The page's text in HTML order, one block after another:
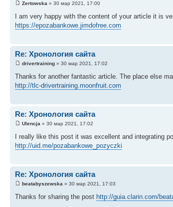
Zertowska » 30 мар 2021, 17:00
I am very happy with the content of your article it is
https://epozabankowe.jimdofree.com
Re: Хронология сайта
drivertraining » 30 мар 2021, 17:02
Thanks for another fantastic article. The place else
http://tlc-drivertraining.moonfruit.com
Re: Хронология сайта
Ulencja » 30 мар 2021, 17:02
I really like this post it was excellent and integrating
http://uid.me/pozabankowe_pozyczki
Re: Хронология сайта
beatabyszewska » 30 мар 2021, 17:03
Thanks for sharing the post http://guia.clarin.com/